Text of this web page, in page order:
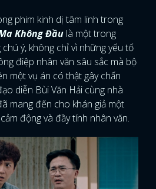
phim kinh dị tâm linh trong
Không Đầu là một trong
ý, không chỉ vì những yếu tố
điệp nhân văn sâu sắc mà bộ
một vụ án có thật gây chấn
diễn Bùi Văn Hải cùng nhà
mang đến cho khán giả một
động và đầy tính nhân văn.